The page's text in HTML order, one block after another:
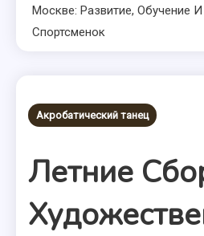
Москве: Развитие, Обучение
Спортсменок
Акробатический танец
Летние